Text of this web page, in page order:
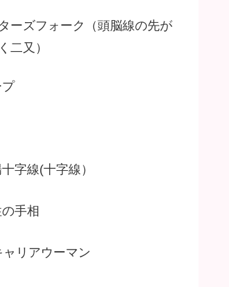
ーズフォーク（頭脳線の先が
二又）
字線(十字線）
手相
ャリアウーマン